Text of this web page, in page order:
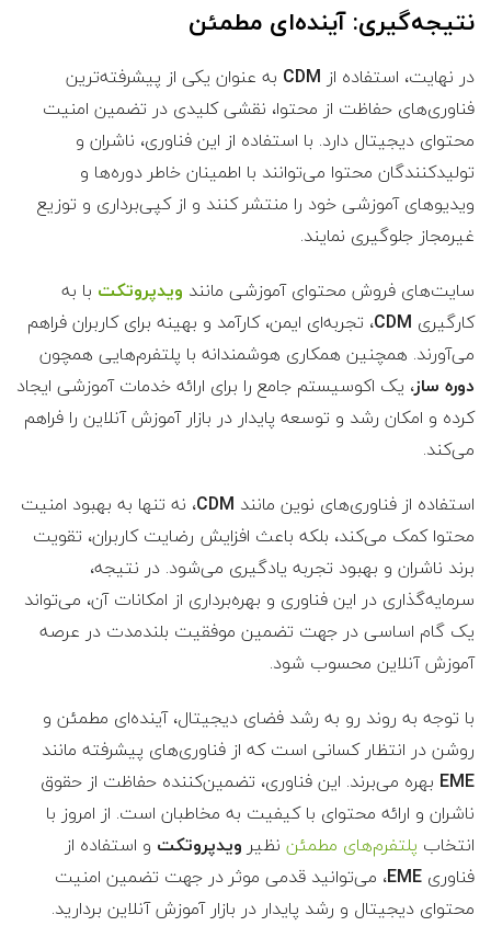
نتیجه‌گیری: آینده‌ای مطمئن
در نهایت، استفاده از CDM به عنوان یکی از پیشرفته‌ترین
فناوری‌های حفاظت از محتوا، نقشی کلیدی در تضمین امنیت
محتوای دیجیتال دارد. با استفاده از این فناوری، ناشران و
تولیدکنندگان محتوا می‌توانند با اطمینان خاطر دوره‌ها و
ویدیوهای آموزشی خود را منتشر کنند و از کپی‌برداری و توزیع
غیرمجاز جلوگیری نمایند.
سایت‌های فروش محتوای آموزشی مانند ویدپروتکت با به
کارگیری CDM، تجربه‌ای ایمن، کارآمد و بهینه برای کاربران فراهم
می‌آورند. همچنین همکاری هوشمندانه با پلتفرم‌هایی همچون
دوره ساز، یک اکوسیستم جامع را برای ارائه خدمات آموزشی ایجاد
کرده و امکان رشد و توسعه پایدار در بازار آموزش آنلاین را فراهم
می‌کند.
استفاده از فناوری‌های نوین مانند CDM، نه تنها به بهبود امنیت
محتوا کمک می‌کند، بلکه باعث افزایش رضایت کاربران، تقویت
برند ناشران و بهبود تجربه یادگیری می‌شود. در نتیجه،
سرمایه‌گذاری در این فناوری و بهره‌برداری از امکانات آن، می‌تواند
یک گام اساسی در جهت تضمین موفقیت بلندمدت در عرصه
آموزش آنلاین محسوب شود.
با توجه به روند رو به رشد فضای دیجیتال، آینده‌ای مطمئن و
روشن در انتظار کسانی است که از فناوری‌های پیشرفته مانند
EME بهره می‌برند. این فناوری، تضمین‌کننده حفاظت از حقوق
ناشران و ارائه محتوای با کیفیت به مخاطبان است. از امروز با
انتخاب پلتفرم‌های مطمئن نظیر ویدپروتکت و استفاده از
فناوری EME، می‌توانید قدمی موثر در جهت تضمین امنیت
محتوای دیجیتال و رشد پایدار در بازار آموزش آنلاین بردارید.